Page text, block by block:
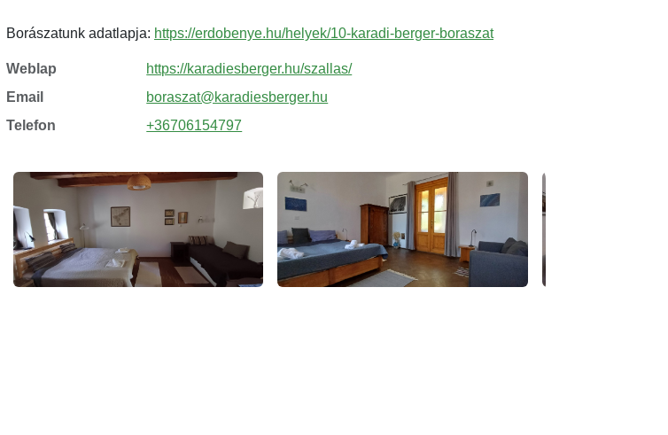
Borászatunk adatlapja: https://erdobenye.hu/helyek/10-karadi-berger-boraszat
Weblap
https://karadiesberger.hu/szallas/
Email
boraszat@karadiesberger.hu
Telefon
+36706154797